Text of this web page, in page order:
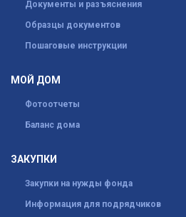
Документы и разъяснения
Образцы документов
Пошаговые инструкции
МОЙ ДОМ
Фотоотчеты
Баланс дома
ЗАКУПКИ
Закупки на нужды фонда
Информация для подрядчиков